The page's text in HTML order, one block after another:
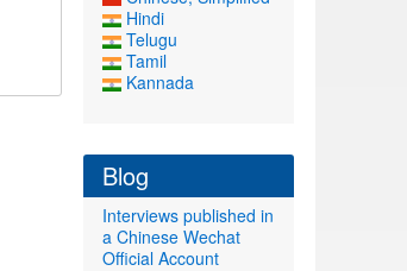
Hindi
Telugu
Tamil
Kannada
Blog
Interviews published in
a Chinese Wechat
Official Account